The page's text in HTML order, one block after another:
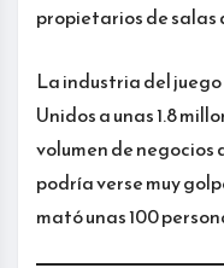
propietarios de salas
La industria del
Unidos a unas 1.8
volumen de negocios
podría verse muy
mató unas 100